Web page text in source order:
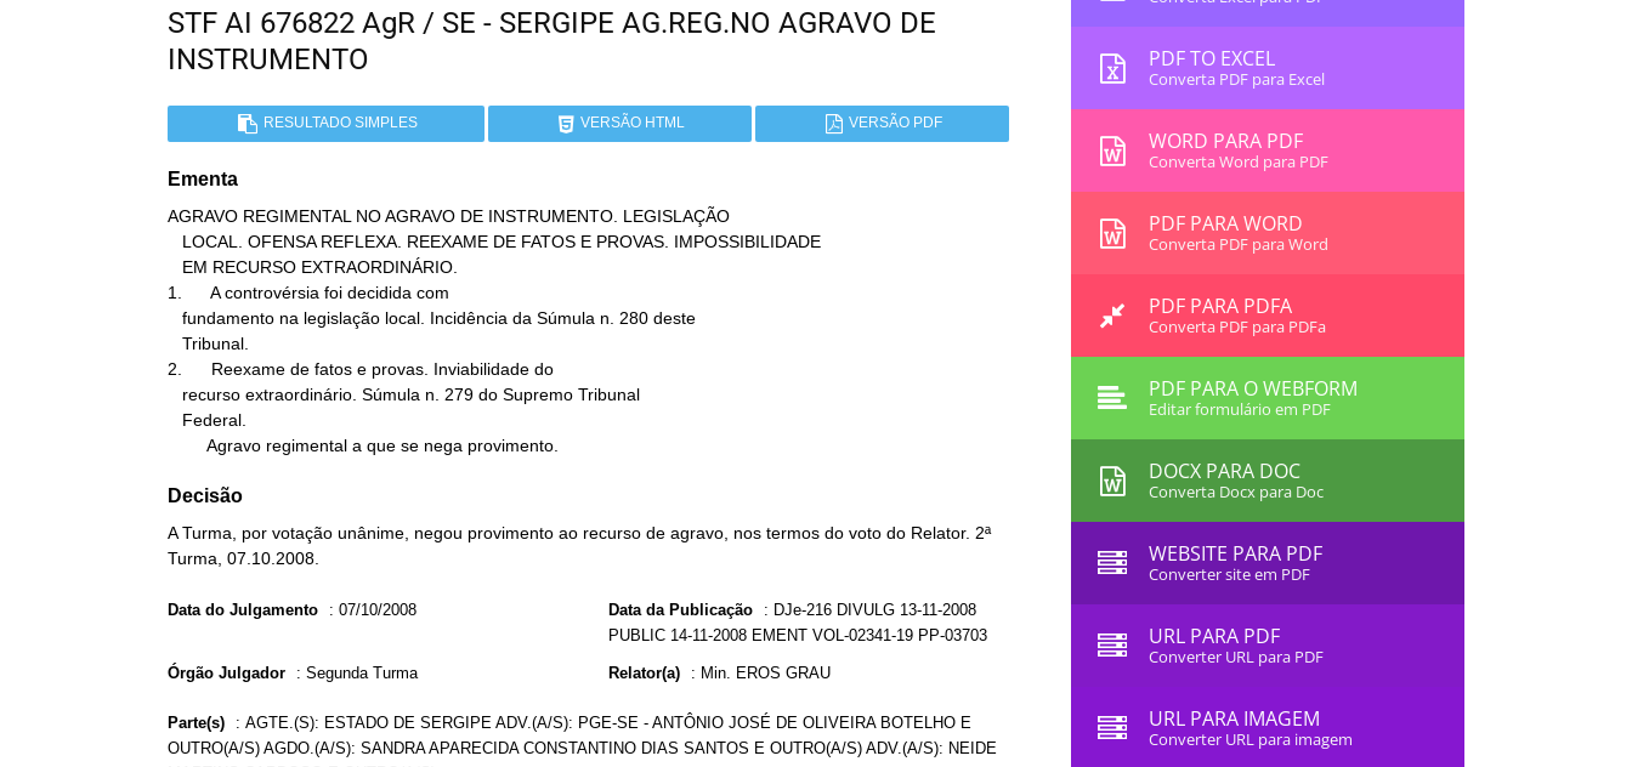
STF AI 676822 AgR / SE - SERGIPE AG.REG.NO AGRAVO DE
INSTRUMENTO
RESULTADO SIMPLES VERSÃO HTML VERSÃO PDF
Ementa
AGRAVO REGIMENTAL NO AGRAVO DE INSTRUMENTO. LEGISLAÇÃO
1.      A controvérsia foi decidida com
2.      Reexame de fatos e provas. Inviabilidade do
        Agravo regimental a que se nega provimento.
Decisão
A Turma, por votação unânime, negou provimento ao recurso de agravo, nos termos do voto do Relator. 2ª
Turma, 07.10.2008.
Data do Julgamento : 07/10/2008 Data da Publicação : DJe-216 DIVULG 13-11-2008
PUBLIC 14-11-2008 EMENT VOL-02341-19 PP-03703
Órgão Julgador : Segunda Turma Relator(a) : Min. EROS GRAU
Parte(s) : AGTE.(S): ESTADO DE SERGIPE ADV.(A/S): PGE-SE - ANTÔNIO JOSÉ DE OLIVEIRA BOTELHO E
OUTRO(A/S) AGDO.(A/S): SANDRA APARECIDA CONSTANTINO DIAS SANTOS E OUTRO(A/S) ADV.(A/S): NEIDE
PDF TO EXCEL
Converta PDF para Excel
WORD PARA PDF
Converta Word para PDF
PDF PARA WORD
Converta PDF para Word
PDF PARA PDFA
Converta PDF para PDFa
PDF PARA O WEBFORM
Editar formulário em PDF
DOCX PARA DOC
Converta Docx para Doc
WEBSITE PARA PDF
Converter site em PDF
URL PARA PDF
Converter URL para PDF
URL PARA IMAGEM
Converter URL para imagem